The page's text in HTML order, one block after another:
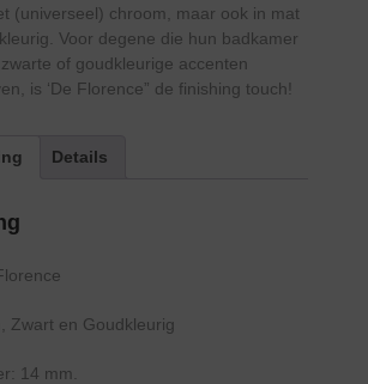
(universeel) chroom, maar ook in mat
Voor degene die hun badkamer
of goudkleurige accenten
is ‘De Florence” de finishing touch!
Details
Zwart en Goudkleurig
14 mm.